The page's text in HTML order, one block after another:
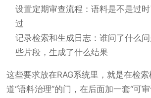
设置定期审查流程：语料是不是过
过
记录检索和生成日志：谁问了什么
些片段，生成了什么结果
这些要求放在RAG系统里，就是在检
道“语料治理”的门，在后面加一套“可